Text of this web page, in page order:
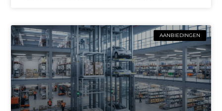
AANBIEDINGEN